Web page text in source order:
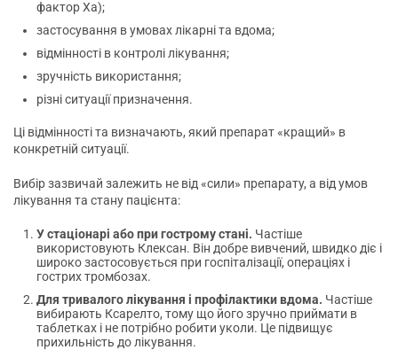
фактор Xa);
застосування в умовах лікарні та вдома;
відмінності в контролі лікування;
зручність використання;
різні ситуації призначення.
Ці відмінності та визначають, який препарат «кращий» в
конкретній ситуації.
Вибір зазвичай залежить не від «сили» препарату, а від умов
лікування та стану пацієнта:
У стаціонарі або при гострому стані. Частіше
використовують Клексан. Він добре вивчений, швидко діє і
широко застосовується при госпіталізації, операціях і
гострих тромбозах.
Для тривалого лікування і профілактики вдома. Частіше
вибирають Ксарелто, тому що його зручно приймати в
таблетках і не потрібно робити уколи. Це підвищує
прихильність до лікування.